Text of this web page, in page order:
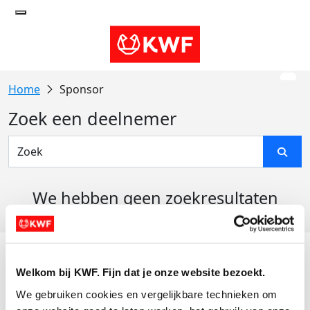
Welkom bij KWF. Fijn dat je onze website bezoekt.
We gebruiken cookies en vergelijkbare technieken om
Sponsor
Zoek een deelnemer
We hebben geen zoekresultaten
Actiematerialen
Evenementen